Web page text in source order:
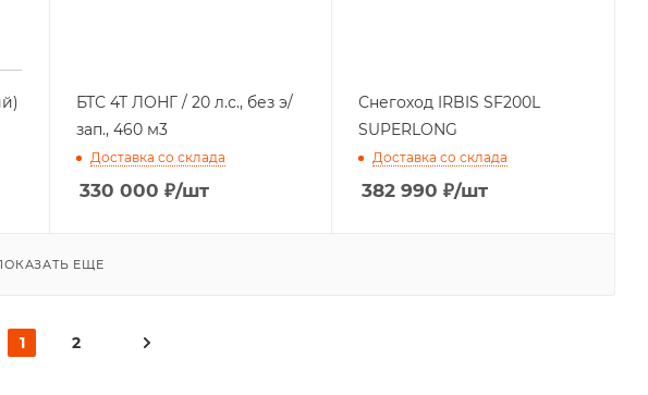
БТС 4Т ЛОНГ / 20 л.с., без э/
зап., 460 м3
Доставка со склада
330 000 ₽/шт
Снегоход IRBIS SF200L
SUPERLONG
Доставка со склада
382 990 ₽/шт
ЕЩЕ
1 2